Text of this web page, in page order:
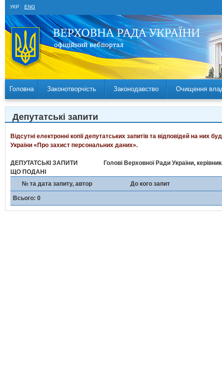
УКР ENG
Головна Законотворчість Законодавство Очищення
Депутатські запити
Відсутні електронні копії депутатських запитів та відповідей на
України «Про захист персональних даних».
ДЕПУТАТСЬКІ ЗАПИТИ
ЩО ПОДАНІ
Голові Верховної Ради України,
№ та дата запиту, автор До кого запит
Всього: 0